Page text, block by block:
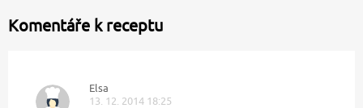
Komentáře k receptu
Elsa
13. 12. 2014 18:25